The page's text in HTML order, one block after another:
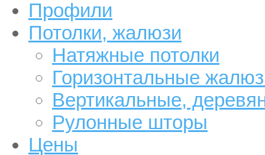
Профили
Потолки, жалюзи
Натяжные потолки
Горизонтальные
Вертикальные,
Рулонные шторы
Цены